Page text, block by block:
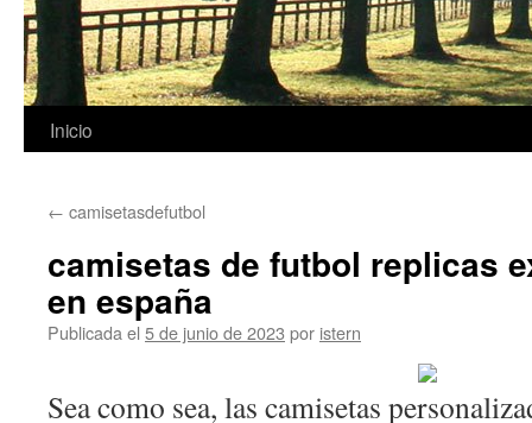
Saltar
contenido
Inicio
← camisetasdefutbol
camisetas de futbol replicas
en españa
Publicada el 5 de junio de 2023 por istern
Sea como sea, las camisetas